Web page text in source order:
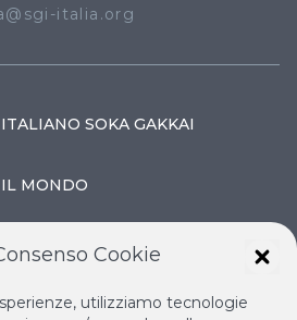
italia.org
SOKA GAKKAI
MONDO
Cookie
utilizziamo tecnologie